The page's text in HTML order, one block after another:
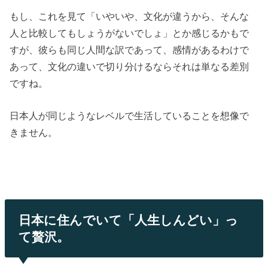
もし、これを見て「いやいや、文化が違うから、そんな
人と比較してもしょうがないでしょ」とか感じるかもで
すが、彼らも同じ人間な訳であって、感情があるわけで
あって、文化の違いで切り分けるならそれは単なる差別
ですね。
日本人が同じようなレベルで生活していることを想像で
きません。
日本に住んでいて「人生しんどい」っ
て贅沢。